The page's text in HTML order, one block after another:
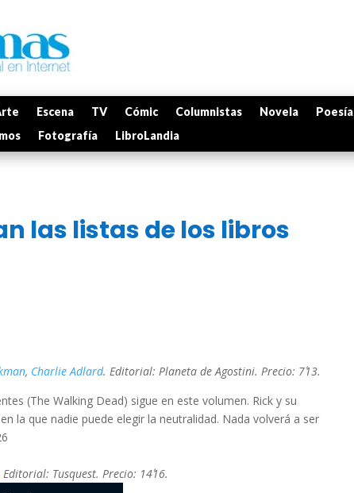
Escena TV Cómic Columnistas Novela Poesía
Fotografía LibroLandia
las listas de los libros
, Charlie Adlard. Editorial: Planeta de Agostini. Precio: 7´13.
(The Walking Dead) sigue en este volumen. Rick y su
la que nadie puede elegir la neutralidad. Nada volverá a ser
Editorial: Tusquest. Precio: 14´16.